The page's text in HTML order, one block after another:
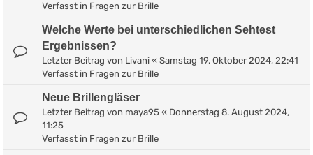
Verfasst in Fragen zur Brille
Welche Werte bei unterschiedlichen Sehtest
Ergebnissen?
Letzter Beitrag von Livani « Samstag 19. Oktober 2024, 22:41
Verfasst in Fragen zur Brille
Neue Brillengläser
Letzter Beitrag von maya95 « Donnerstag 8. August 2024,
11:25
Verfasst in Fragen zur Brille